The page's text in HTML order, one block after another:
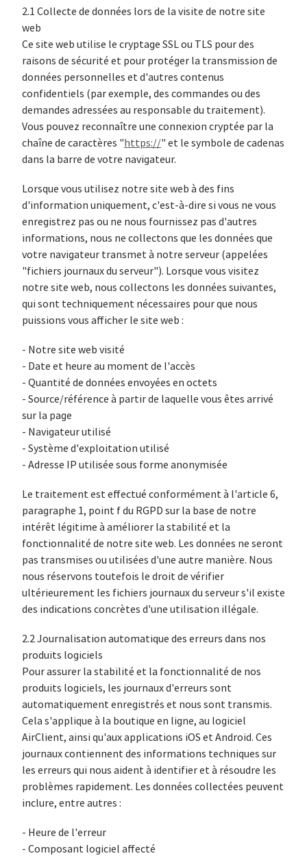
2.1 Collecte de données lors de la visite de notre site
web
Ce site web utilise le cryptage SSL ou TLS pour des
raisons de sécurité et pour protéger la transmission de
données personnelles et d'autres contenus
confidentiels (par exemple, des commandes ou des
demandes adressées au responsable du traitement).
Vous pouvez reconnaître une connexion cryptée par la
chaîne de caractères "https://" et le symbole de cadenas
dans la barre de votre navigateur.
Lorsque vous utilisez notre site web à des fins
d'information uniquement, c'est-à-dire si vous ne vous
enregistrez pas ou ne nous fournissez pas d'autres
informations, nous ne collectons que les données que
votre navigateur transmet à notre serveur (appelées
"fichiers journaux du serveur"). Lorsque vous visitez
notre site web, nous collectons les données suivantes,
qui sont techniquement nécessaires pour que nous
puissions vous afficher le site web :
- Notre site web visité
- Date et heure au moment de l'accès
- Quantité de données envoyées en octets
- Source/référence à partir de laquelle vous êtes arrivé
sur la page
- Navigateur utilisé
- Système d'exploitation utilisé
- Adresse IP utilisée sous forme anonymisée
Le traitement est effectué conformément à l'article 6,
paragraphe 1, point f du RGPD sur la base de notre
intérêt légitime à améliorer la stabilité et la
fonctionnalité de notre site web. Les données ne seront
pas transmises ou utilisées d'une autre manière. Nous
nous réservons toutefois le droit de vérifier
ultérieurement les fichiers journaux du serveur s'il existe
des indications concrètes d'une utilisation illégale.
2.2 Journalisation automatique des erreurs dans nos
produits logiciels
Pour assurer la stabilité et la fonctionnalité de nos
produits logiciels, les journaux d'erreurs sont
automatiquement enregistrés et nous sont transmis.
Cela s'applique à la boutique en ligne, au logiciel
AirClient, ainsi qu'aux applications iOS et Android. Ces
journaux contiennent des informations techniques sur
les erreurs qui nous aident à identifier et à résoudre les
problèmes rapidement. Les données collectées peuvent
inclure, entre autres :
- Heure de l'erreur
- Composant logiciel affecté